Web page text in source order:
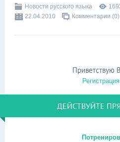
Новости русского языка
22.04.2010
Комментарии (0)
Приветствую
Регистрация
ДЕЙСТВУЙТЕ